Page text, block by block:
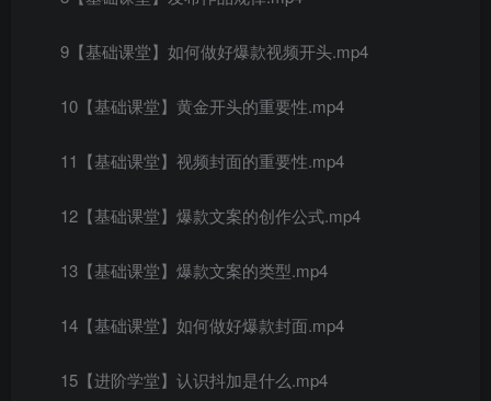
9【基础课堂】如何做好爆款视频开头.mp4
10【基础课堂】黄金开头的重要性.mp4
11【基础课堂】视频封面的重要性.mp4
12【基础课堂】爆款文案的创作公式.mp4
13【基础课堂】爆款文案的类型.mp4
14【基础课堂】如何做好爆款封面.mp4
15【进阶学堂】认识抖加是什么.mp4